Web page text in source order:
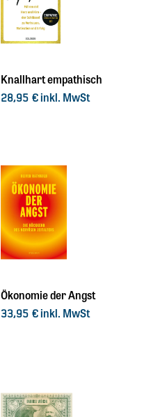
Knallhart empathisch
28,95 € inkl. MwSt
Ökonomie der Angst
33,95 € inkl. MwSt